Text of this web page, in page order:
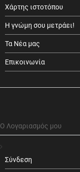
Χάρτης ιστοτόπου
Η γνώμη σου μετράει!
Τα Νέα μας
Επικοινωνία
Ο Λογαριασμός μου
Σύνδεση